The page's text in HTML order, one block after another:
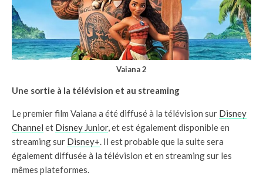
Vaiana 2
Une sortie à la télévision et au streaming
Le premier film Vaiana a été diffusé à la télévision sur Disney
Channel et Disney Junior, et est également disponible en
streaming sur Disney+. Il est probable que la suite sera
également diffusée à la télévision et en streaming sur les
mêmes plateformes.